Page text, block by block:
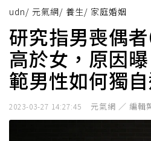
udn/ 元氣網/ 養生/ 家庭婚姻
研究指男喪偶
高於女，原因
範男性如何獨
2023-03-27 14:27:45 元氣網 ／ 編輯